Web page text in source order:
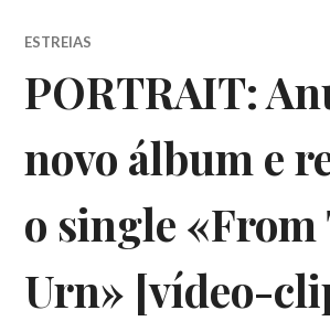
ESTREIAS
PORTRAIT:
novo álbum e
o single «From
Urn» [vídeo-